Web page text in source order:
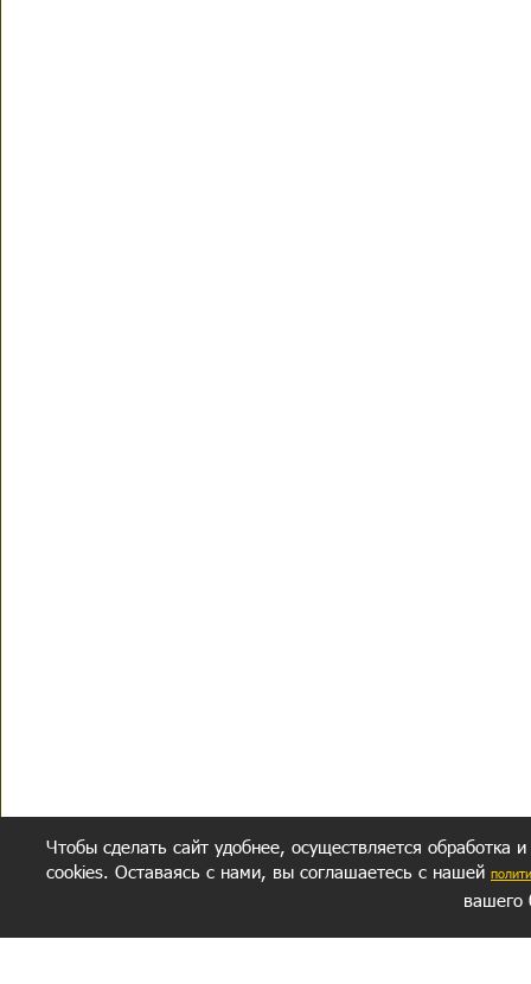
Чтобы сделать сайт удобнее, осуществляется обработка
cookies. Оставаясь с нами, вы соглашаетесь с нашей
вашего